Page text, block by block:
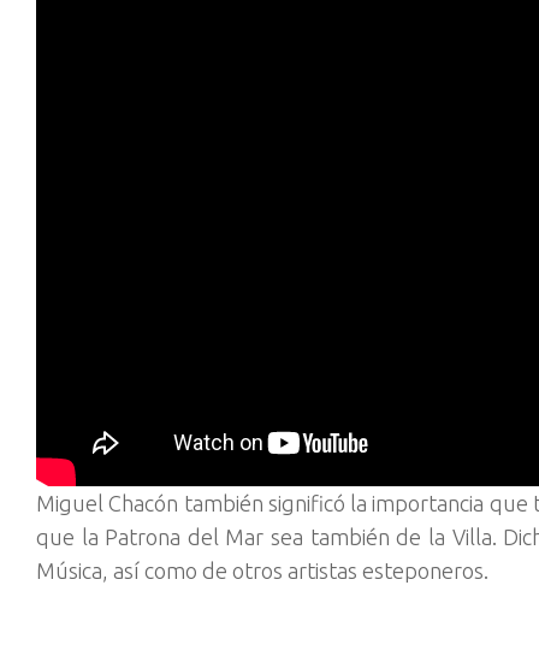
Miguel Chacón también significó la importancia
que la Patrona del Mar sea también de la Villa.
Música, así como de otros artistas esteponeros.